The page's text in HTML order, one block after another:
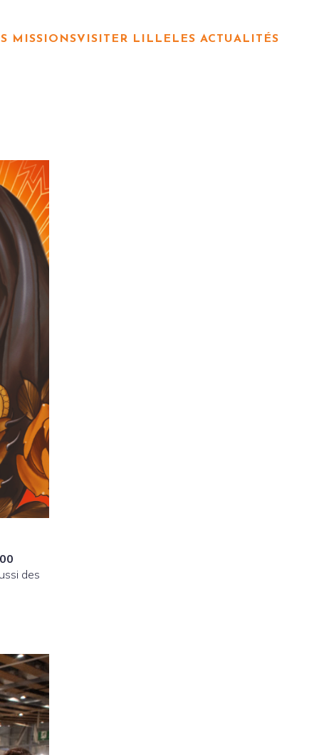
MISSIONSVISITER LILLE LES ACTUALITÉS
des